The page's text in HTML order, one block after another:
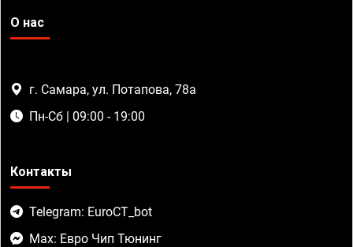
О нас
г. Самара, ул. Потапова, 78а
Пн-Сб | 09:00 - 19:00
Контакты
Telegram: EuroCT_bot
Max: Евро Чип Тюнинг